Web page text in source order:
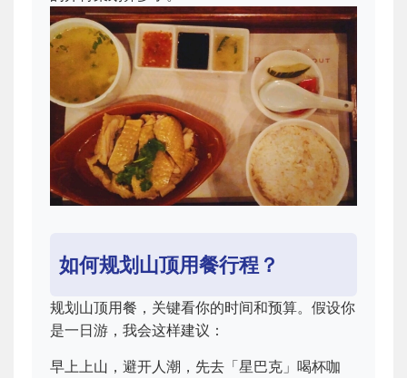
如何规划山顶用餐行程？
规划山顶用餐，关键看你的时间和预算。假设你
是一日游，我会这样建议：
早上上山，避开人潮，先去「星巴克」喝杯咖